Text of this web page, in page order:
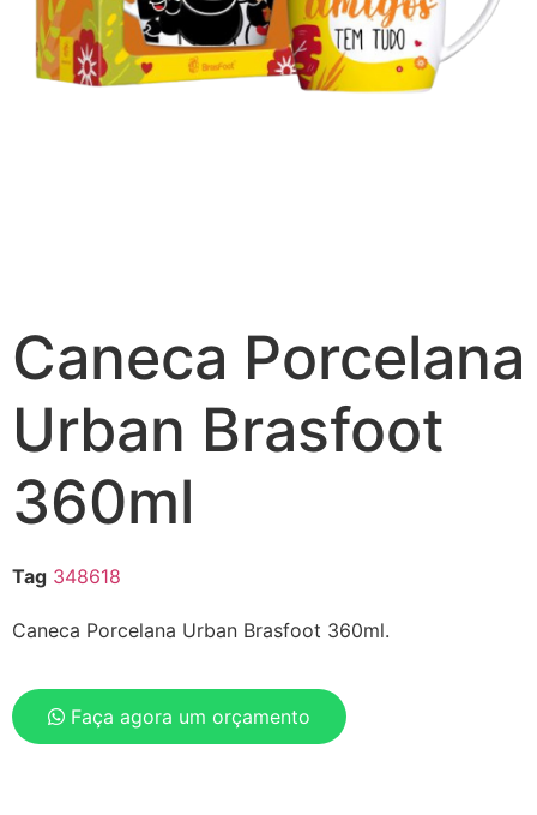
Caneca Porcelana
Urban Brasfoot
360ml
Tag 348618
Caneca Porcelana Urban Brasfoot 360ml.
Faça agora um orçamento